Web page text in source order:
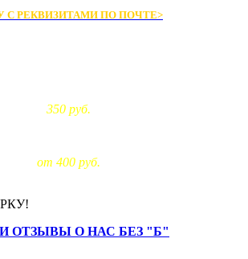
С РЕКВИЗИТАМИ ПО ПОЧТЕ>
350 руб.
от 400 руб.
ОТЗЫВЫ О НАС БЕЗ "Б"